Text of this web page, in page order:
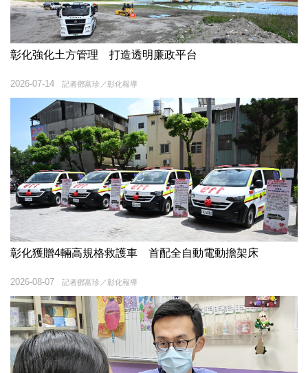
彰化強化土方管理 打造透明廉政平台
記者鄧富珍／彰化報導
2026-07-14
彰化獲贈4輛高規格救護車 首配全自動電動擔架床
記者鄧富珍／彰化報導
2026-08-07